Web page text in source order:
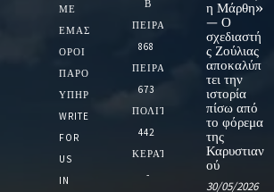
ΜΕ
ΕΜΆΣ
ΌΡΟΙ
ΠΑΡΟΧΉΣ
ΥΠΗΡΕΣΙΏΝ
WRITE
FOR
US
IN
Β
ΠΕΙΡΑΙΑ
868
ΠΕΙΡΑΙΑΣ
673
ΠΟΛΙΤΙΚΗ
442
ΚΕΡΑΤΣΙΝΙ
-
η Μάρθη»
— Ο
σχεδιαστή
ς Ζούλιας
αποκαλύπ
τει την
ιστορία
πίσω από
το φόρεμα
της
Καρυστιαν
ού
30/05/2026